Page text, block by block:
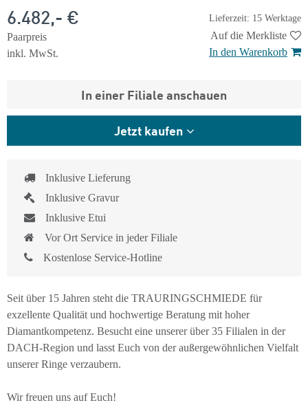
Lieferzeit: 15 Werktage
6.482,- €
Paarpreis
inkl. MwSt.
Auf die Merkliste
In den Warenkorb
In einer Filiale anschauen
Jetzt kaufen
Inklusive Lieferung
Inklusive Gravur
Inklusive Etui
Vor Ort Service in jeder Filiale
Kostenlose Service-Hotline
Seit über 15 Jahren steht die TRAURINGSCHMIEDE für
exzellente Qualität und hochwertige Beratung mit hoher
Diamantkompetenz. Besucht eine unserer über 35 Filialen in der
DACH-Region und lasst Euch von der außergewöhnlichen Vielfalt
unserer Ringe verzaubern.
Wir freuen uns auf Euch!